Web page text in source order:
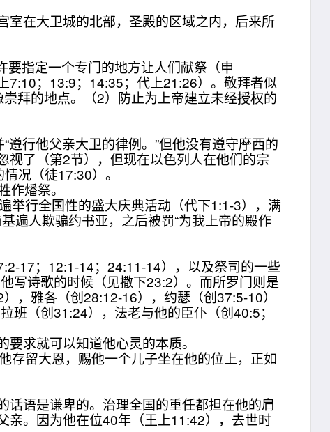
在大卫城的北部，圣殿的区域之内，后来所
指定一个专门的地方让人们献祭（申
7:10；13:9；14:35；代上21:26）。敬拜者似
拜的地点。（2）防止为上帝建立未经授权的
行他父亲大卫的律例。”但他没有遵守摩西的
了（第2节），但现在以色列人在他们的宗
况（徒17:30）。
作燔祭。
行全国性的盛大庆典活动（代下1:1-3），满
遍人欺骗约书亚，之后被罚“为我上帝的殿作
17；12:1-14；24:11-14），以及祭司的一些
写诗歌的时候（见撒下23:2）。而所罗门则是
，雅各（创28:12-16），约瑟（创37:5-10）
（创31:24），法老与他的臣仆（创40:5；
求就可以知道他心灵的本质。
存留大恩，赐他一个儿子坐在他的位上，正如
语是谦卑的。治理全国的重任都担在他的肩
亲。因为他在位40年（王上11:42），去世时